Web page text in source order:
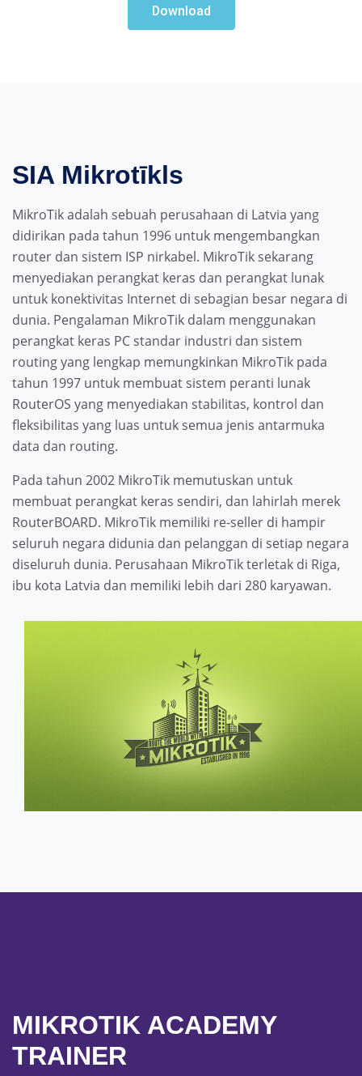
Download
SIA Mikrotīkls
MikroTik adalah sebuah perusahaan di Latvia yang
didirikan pada tahun 1996 untuk mengembangkan
router dan sistem ISP nirkabel. MikroTik sekarang
menyediakan perangkat keras dan perangkat lunak
untuk konektivitas Internet di sebagian besar negara di
dunia. Pengalaman MikroTik dalam menggunakan
perangkat keras PC standar industri dan sistem
routing yang lengkap memungkinkan MikroTik pada
tahun 1997 untuk membuat sistem peranti lunak
RouterOS yang menyediakan stabilitas, kontrol dan
fleksibilitas yang luas untuk semua jenis antarmuka
data dan routing.
Pada tahun 2002 MikroTik memutuskan untuk
membuat perangkat keras sendiri, dan lahirlah merek
RouterBOARD. MikroTik memiliki re-seller di hampir
seluruh negara didunia dan pelanggan di setiap negara
diseluruh dunia. Perusahaan MikroTik terletak di Riga,
ibu kota Latvia dan memiliki lebih dari 280 karyawan.
MIKROTIK ACADEMY
TRAINER